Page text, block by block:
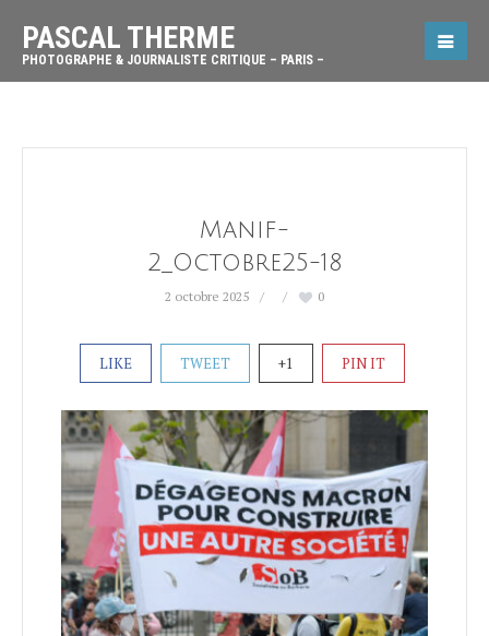
PASCAL THERME
PHOTOGRAPHE & JOURNALISTE CRITIQUE – PARIS –
Manif-
2_Octobre25-18
2 octobre 2025 0
LIKE TWEET +1 PIN IT